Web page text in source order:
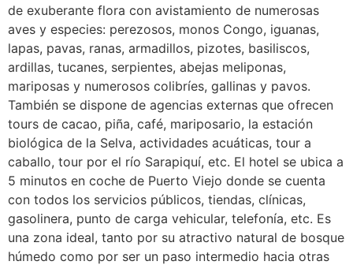
de exuberante flora con avistamiento de numerosas
aves y especies: perezosos, monos Congo, iguanas,
lapas, pavas, ranas, armadillos, pizotes, basiliscos,
ardillas, tucanes, serpientes, abejas meliponas,
mariposas y numerosos colibríes, gallinas y pavos.
También se dispone de agencias externas que ofrecen
tours de cacao, piña, café, mariposario, la estación
biológica de la Selva, actividades acuáticas, tour a
caballo, tour por el río Sarapiquí, etc. El hotel se ubica a
5 minutos en coche de Puerto Viejo donde se cuenta
con todos los servicios públicos, tiendas, clínicas,
gasolinera, punto de carga vehicular, telefonía, etc. Es
una zona ideal, tanto por su atractivo natural de bosque
húmedo como por ser un paso intermedio hacia otras